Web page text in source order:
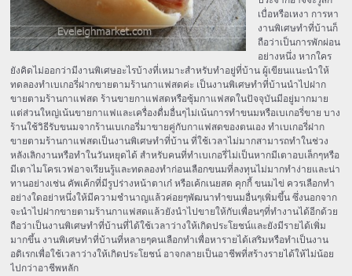
เบื่อหรือเหงา การหา
งานพิเศษทำที่บ้านก็
ถือว่าเป็นการพักผ่อน
อย่างหนึ่ง หากใคร
ยังคิดไม่ออกว่ามีงานพิเศษอะไรบ้างที่เหมาะสำหรับทำอยู่ที่บ้าน ผู้เขียนแนะนำให้
ทดลองทำเบเกอรี่ฝากขายตามร้านกาแฟสดค่ะ เป็นงานพิเศษทำที่บ้านนำไปฝาก
ขายตามร้านกาแฟสด ร้านขายกาแฟสดหรือซุ้มกาแฟสดในปัจจุบันมีอยู่มากมาย
แต่ส่วนใหญ่เน้นขายกาแฟและเครื่องดื่มอื่นๆไม่เน้นการทำขนมหรือเบเกอรี่ขาย บาง
ร้านใช้วิธีรับขนมจากร้านเบเกอรี่มาขายคู่กับกาแฟสดของตนเอง ทำเบเกอรี่ฝาก
ขายตามร้านกาแฟสดเป็นงานพิเศษทำที่บ้าน ที่ใช้เวลาไม่มากสามารถทำในช่วง
หลังเลิกงานหรือทำในวันหยุดได้ สำหรับคนที่ทำเบเกอรี่ไม่เป็นหากมีเตาอบเล็กๆหรือ
มีเตาไมโครเวฟอาจเรียนรู้และทดลองทำก่อนเลือกขนมที่ลงทุนไม่มากทำง่ายและน่า
ทานอย่างเช่น คัพเค้กที่มีรูปร่างหน้าตาเก๋ หรือเค้กเนยสด คุกกี้ ขนมไข่ ควรเลือกทำ
อย่างใดอย่าหนึ่งให้มีความชำนาญแล้วค่อยๆพัฒนาทำขนมอื่นๆเพิ่มขึ้น ซึ่งนอกจาก
จะนำไปฝากขายตามร้านกาแฟสดแล้วยังนำไปขายให้กับเพื่อนๆที่ทำงานได้อีกด้วย
ถือว่าเป็นงานพิเศษทำที่บ้านที่ได้ใช้เวลาว่างให้เกิดประโยชน์และยังมีรายได้เพิ่ม
มากขึ้น งานพิเศษทำที่บ้านที่หลายๆคนเลือกทำเพื่อหารายได้เสริมหรือทำเป็นงาน
อดิเรกเพื่อใช้เวลาว่างให้เกิดประโยชน์ อาจกลายเป็นอาชีพที่สร้างรายได้ให้ไม่น้อย
ไปกว่าอาชีพหลัก